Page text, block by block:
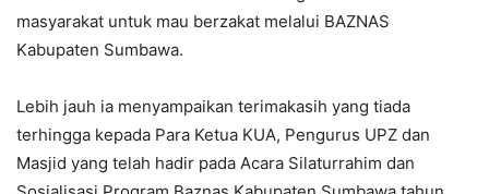
masyarakat untuk mau berzakat melalui BAZNAS
Kabupaten Sumbawa.
Lebih jauh ia menyampaikan terimakasih yang tiada
terhingga kepada Para Ketua KUA, Pengurus UPZ dan
Masjid yang telah hadir pada Acara Silaturrahim dan